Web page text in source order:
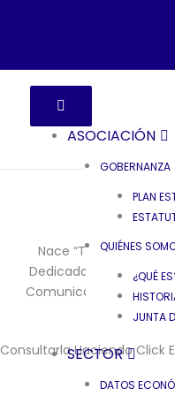
ASOCIACIÓN
GOBERNANZA
PLAN
QUIÉNES
¿QUÉ
JUNTA
SECTOR
DATOS
Nace “Tinta”, La
Dedicada A Todas Las
Comunicación Visual.
FESPA
Haciendo Click